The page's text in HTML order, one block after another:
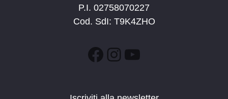
P.I. 02758070227
Cod. SdI: T9K4ZHO
Facebook
Instagram
YouTube